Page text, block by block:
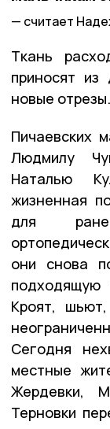
считает
Ткань
приносят
новые отрезы.
Пичаевских
Людмилу
Наталью
жизненная
для
они снова
подходящую
Кроят, шьют,
Сегодня
местные
Жердевки,
Терновки